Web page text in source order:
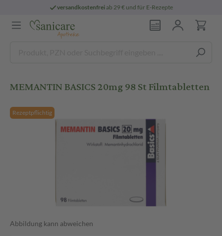
versandkostenfreiab 29 € und für E-Rezepte
MEMANTIN BASICS 20mg 98 St Filmtabletten
Rezeptpflichtig
Abbildung kann abweichen